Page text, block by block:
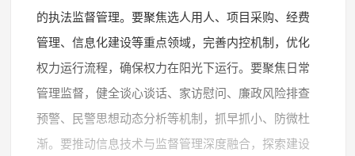
的执法监督管理。要聚焦选人用人、项目采购、经费
管理、信息化建设等重点领域，完善内控机制，优化
权力运行流程，确保权力在阳光下运行。要聚焦日常
管理监督，健全谈心谈话、家访慰问、廉政风险排查
预警、民警思想动态分析等机制，抓早抓小、防微杜
渐。要推动信息技术与监督管理深度融合，探索建设